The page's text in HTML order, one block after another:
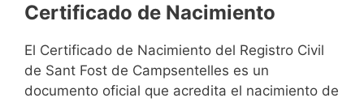
Certificado de Nacimiento
El Certificado de Nacimiento del Registro Civil
de Sant Fost de Campsentelles es un
documento oficial que acredita el nacimiento de